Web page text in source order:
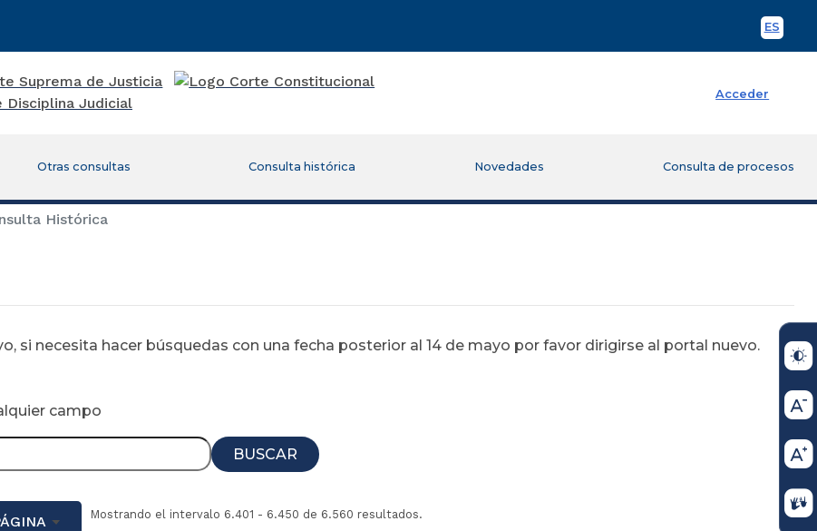
ES
Acceder
Otras consultas Consulta histórica Novedades Consulta de procesos
Histórica
si necesita hacer búsquedas con una fecha posterior al 14 de mayo por favor dirigirse al portal nuevo.
campo
BUSCAR
Mostrando el intervalo 6.401 - 6.450 de 6.560 resultados.